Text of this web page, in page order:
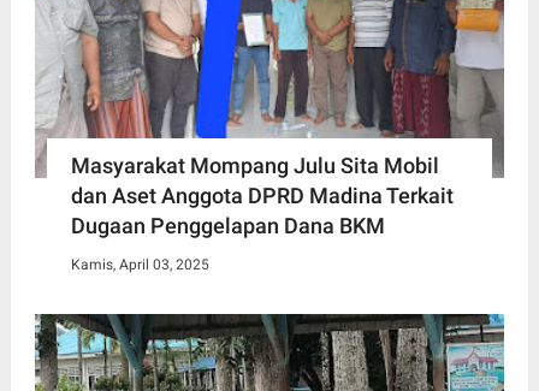
Masyarakat Mompang Julu Sita Mobil
dan Aset Anggota DPRD Madina Terkait
Dugaan Penggelapan Dana BKM
Kamis, April 03, 2025